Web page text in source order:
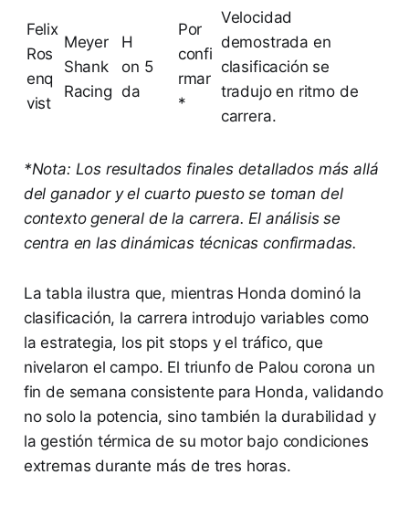
Felix
Ros
enq
vist
Meyer
Shank
Racing
H
on
da
5
Por
confi
rmar
*
Velocidad
demostrada en
clasificación se
tradujo en ritmo de
carrera.
*Nota: Los resultados finales detallados más allá
del ganador y el cuarto puesto se toman del
contexto general de la carrera. El análisis se
centra en las dinámicas técnicas confirmadas.
La tabla ilustra que, mientras Honda dominó la
clasificación, la carrera introdujo variables como
la estrategia, los pit stops y el tráfico, que
nivelaron el campo. El triunfo de Palou corona un
fin de semana consistente para Honda, validando
no solo la potencia, sino también la durabilidad y
la gestión térmica de su motor bajo condiciones
extremas durante más de tres horas.